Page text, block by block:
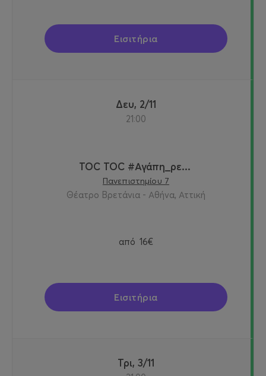
Εισιτήρια
Δευ, 2/11
21:00
TOC TOC #Αγάπη_ρε...
Πανεπιστημίου 7
Θέατρο Βρετάνια - Αθήνα, Αττική
από 16€
Εισιτήρια
Τρι, 3/11